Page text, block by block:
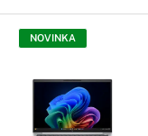
NOVINKA